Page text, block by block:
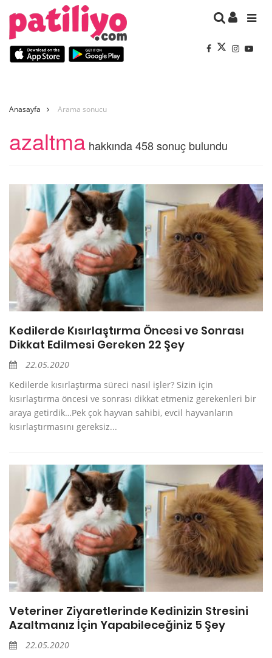
Anasayfa Arama sonucu
azaltma hakkında 458 sonuç bulundu
Kedilerde Kısırlaştırma Öncesi ve Sonrası
Dikkat Edilmesi Gereken 22 Şey
22.05.2020
Kedilerde kısırlaştırma süreci nasıl işler? Sizin için
kısırlaştırma öncesi ve sonrası dikkat etmeniz gerekenleri bir
araya getirdik…Pek çok hayvan sahibi, evcil hayvanların
kısırlaştırmasını gereksiz...
Veteriner Ziyaretlerinde Kedinizin Stresini
Azaltmanız İçin Yapabileceğiniz 5 Şey
22.05.2020